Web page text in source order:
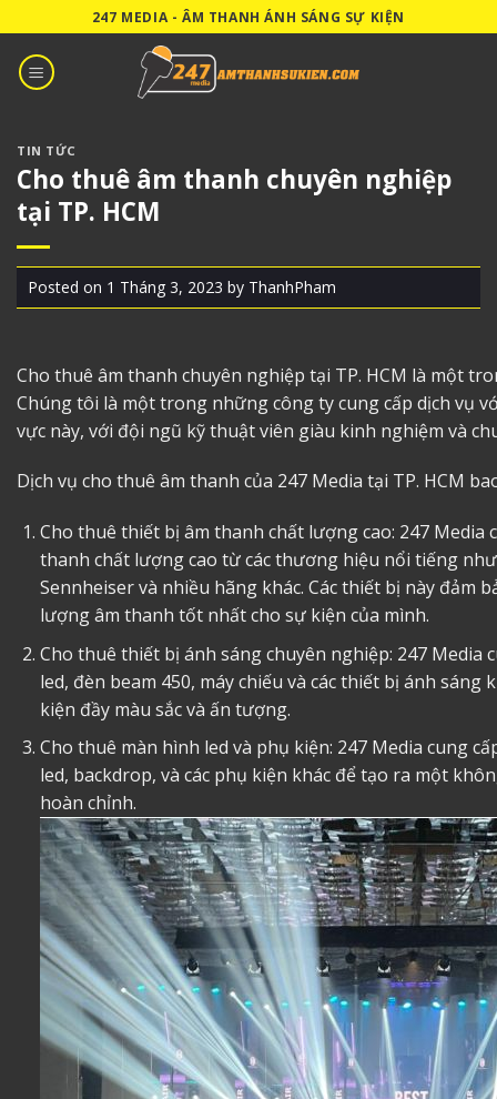
to
content
247 MEDIA - ÂM THANH ÁNH SÁNG SỰ KIỆN
TIN TỨC
Cho thuê âm thanh chuyên nghiệp
tại TP. HCM
Posted on 1 Tháng 3, 2023 by ThanhPham
Cho thuê âm thanh chuyên nghiệp tại TP. HCM là một
Chúng tôi là một trong những công ty cung cấp dịch vụ
vực này, với đội ngũ kỹ thuật viên giàu kinh nghiệm và
Dịch vụ cho thuê âm thanh của 247 Media tại TP. HCM
Cho thuê thiết bị âm thanh chất lượng cao: 247 Media
thanh chất lượng cao từ các thương hiệu nổi tiếng như
Sennheiser và nhiều hãng khác. Các thiết bị này đảm
lượng âm thanh tốt nhất cho sự kiện của mình.
Cho thuê thiết bị ánh sáng chuyên nghiệp: 247 Media
led, đèn beam 450, máy chiếu và các thiết bị ánh
kiện đầy màu sắc và ấn tượng.
Cho thuê màn hình led và phụ kiện: 247 Media cung
led, backdrop, và các phụ kiện khác để tạo ra một
hoàn chỉnh.